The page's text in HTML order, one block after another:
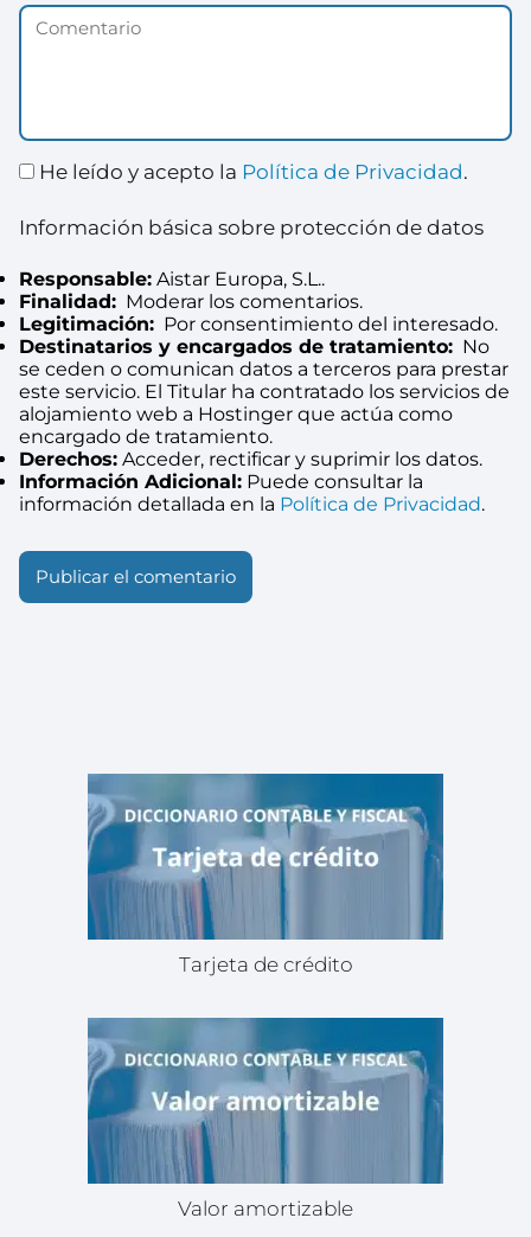
He leído y acepto la Política de Privacidad.
Información básica sobre protección de datos
Responsable: Aistar Europa, S.L..
Finalidad: Moderar los comentarios.
Legitimación: Por consentimiento del interesado.
Destinatarios y encargados de tratamiento: No
se ceden o comunican datos a terceros para prestar
este servicio. El Titular ha contratado los servicios de
alojamiento web a Hostinger que actúa como
encargado de tratamiento.
Derechos: Acceder, rectificar y suprimir los datos.
Información Adicional: Puede consultar la
información detallada en la Política de Privacidad.
Tarjeta de crédito
Valor amortizable